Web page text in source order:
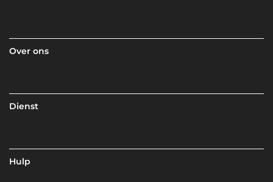
Over ons
Dienst
Hulp